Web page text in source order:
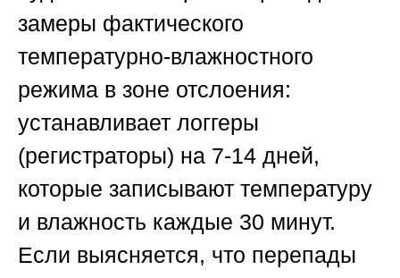
замеры фактического
температурно-влажностного
режима в зоне отслоения:
устанавливает логгеры
(регистраторы) на 7-14 дней,
которые записывают температуру
и влажность каждые 30 минут.
Если выясняется, что перепады